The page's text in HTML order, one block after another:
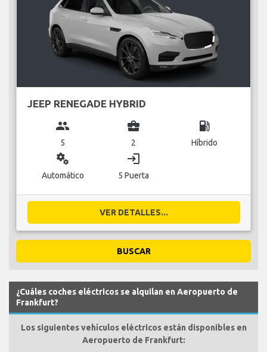
JEEP RENEGADE HYBRID
group
5
business_center
2
local_gas_station
Híbrido
miscellaneous_services
Automático
login
5 Puerta
VER DETALLES...
BUSCAR
¿Cuáles coches eléctricos se alquilan en Aeropuerto de
Frankfurt?
Los siguientes vehículos eléctricos están disponibles en
Aeropuerto de Frankfurt: